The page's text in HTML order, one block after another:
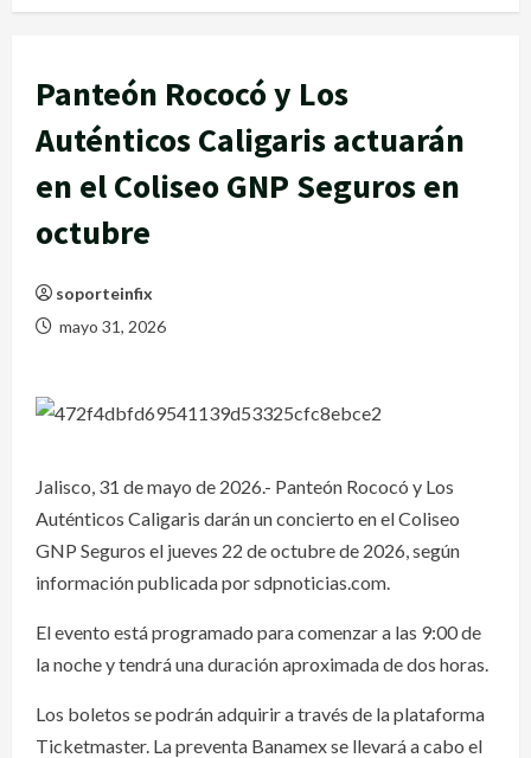
Panteón Rococó y Los
Auténticos Caligaris actuarán
en el Coliseo GNP Seguros en
octubre
soporteinfix
mayo 31, 2026
Jalisco, 31 de mayo de 2026.- Panteón Rococó y Los
Auténticos Caligaris darán un concierto en el Coliseo
GNP Seguros el jueves 22 de octubre de 2026, según
información publicada por sdpnoticias.com.
El evento está programado para comenzar a las 9:00 de
la noche y tendrá una duración aproximada de dos horas.
Los boletos se podrán adquirir a través de la plataforma
Ticketmaster. La preventa Banamex se llevará a cabo el